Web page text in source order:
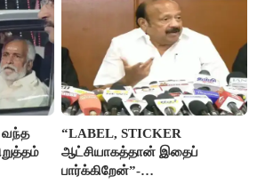
வந்த
“LABEL, STICKER
ஆட்சியாகத்தான் இதைப்
பார்க்கிறேன்”-